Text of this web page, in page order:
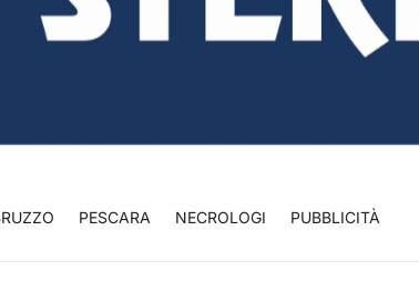
PESCARA NECROLOGI PUBBLICITÀ